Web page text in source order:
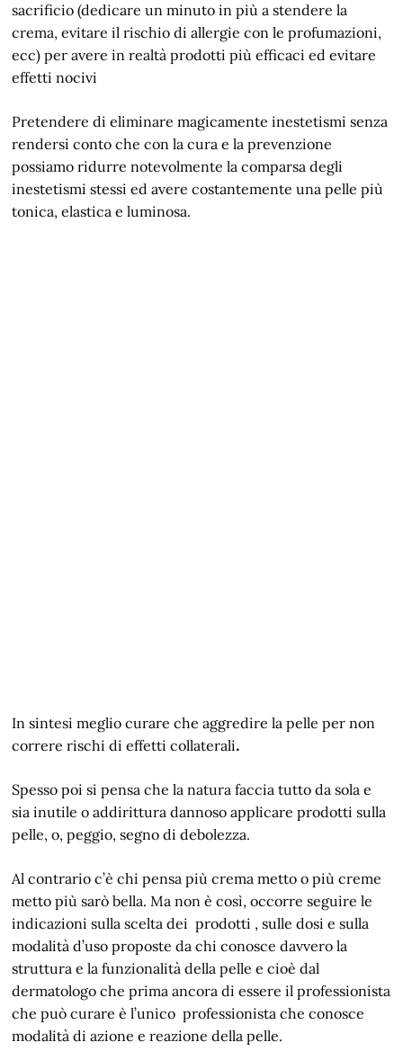
sacrificio (dedicare un minuto in più a stendere la
crema, evitare il rischio di allergie con le profumazioni,
ecc) per avere in realtà prodotti più efficaci ed evitare
effetti nocivi
Pretendere di eliminare magicamente inestetismi senza
rendersi conto che con la cura e la prevenzione
possiamo ridurre notevolmente la comparsa degli
inestetismi stessi ed avere costantemente una pelle più
tonica, elastica e luminosa.
In sintesi meglio curare che aggredire la pelle per non
correre rischi di effetti collaterali.
Spesso poi si pensa che la natura faccia tutto da sola e
sia inutile o addirittura dannoso applicare prodotti sulla
pelle, o, peggio, segno di debolezza.
Al contrario c’è chi pensa più crema metto o più creme
metto più sarò bella. Ma non è così, occorre seguire le
indicazioni sulla scelta dei prodotti , sulle dosi e sulla
modalità d’uso proposte da chi conosce davvero la
struttura e la funzionalità della pelle e cioè dal
dermatologo che prima ancora di essere il professionista
che può curare è l’unico professionista che conosce
modalità di azione e reazione della pelle.